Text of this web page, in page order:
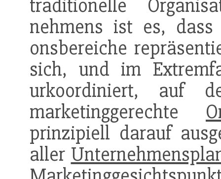
traditionelle
nehmens ist es,
onsbereiche
sich, und im
urkoordiniert, auf
marketinggerechte
prinzipiell darauf
aller